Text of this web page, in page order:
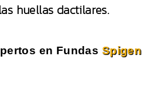
huellas dactilares.
en Fundas Spigen